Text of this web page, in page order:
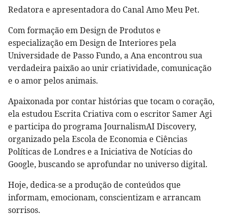
Redatora e apresentadora do Canal Amo Meu Pet.
Com formação em Design de Produtos e
especialização em Design de Interiores pela
Universidade de Passo Fundo, a Ana encontrou sua
verdadeira paixão ao unir criatividade, comunicação
e o amor pelos animais.
Apaixonada por contar histórias que tocam o coração,
ela estudou Escrita Criativa com o escritor Samer Agi
e participa do programa JournalismAI Discovery,
organizado pela Escola de Economia e Ciências
Políticas de Londres e a Iniciativa de Notícias do
Google, buscando se aprofundar no universo digital.
Hoje, dedica-se a produção de conteúdos que
informam, emocionam, conscientizam e arrancam
sorrisos.